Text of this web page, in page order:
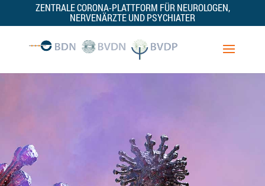
ZENTRALE CORONA-PLATTFORM FÜR NEUROLOGEN,
NERVENÄRZTE UND PSYCHIATER